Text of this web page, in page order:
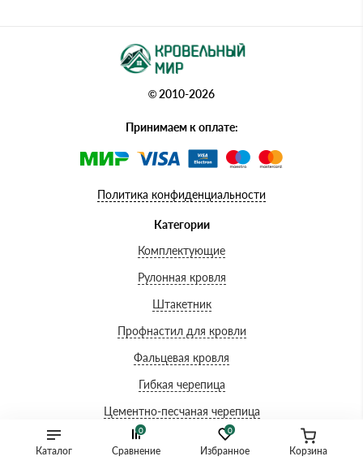
Каталог
0
Избранное
0
Сравнение Корзина
© 2010-2026
Принимаем к оплате:
Политика конфиденциальности
Категории
Комплектующие
Рулонная кровля
Штакетник
Профнастил для кровли
Фальцевая кровля
Гибкая черепица
Цементно-песчаная черепица
Керамическая черепица